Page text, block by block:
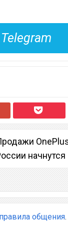
начнутся
правила общения.